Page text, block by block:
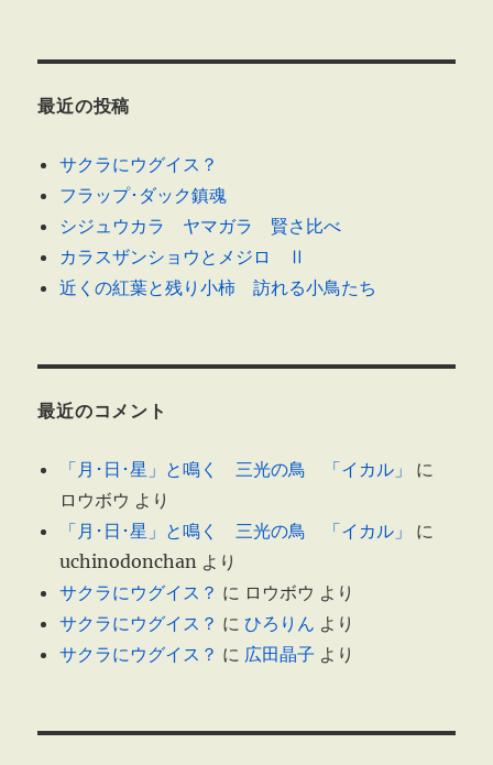
最近の投稿
サクラにウグイス？
フラップ･ダック鎮魂
シジュウカラ ヤマガラ 賢さ比べ
カラスザンショウとメジロ Ⅱ
近くの紅葉と残り小柿 訪れる小鳥たち
最近のコメント
「月･日･星」と鳴く 三光の鳥 「イカル」
に
ロウボウ より
「月･日･星」と鳴く 三光の鳥 「イカル」
に
uchinodonchan より
サクラにウグイス？ に ロウボウ より
サクラにウグイス？ にひろりん より
サクラにウグイス？ に 広田晶子 より